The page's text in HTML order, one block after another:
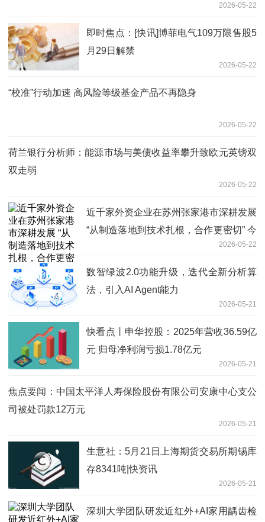
2026-05-22
即时焦点：[快讯]博菲电气109万限售股5
月29日解禁
2026-05-22
“校准”行动加速 高风险等级基金产品不再隐身
2026-05-22
荷兰银行分析师：能源市场与美债收益率攀升致欧元英镑双
双走弱
2026-05-22
近千家外资企业在苏州张家港市深耕发展
“从制造落地到技术扎根，合作更密切” 今
2026-05-22
数智绿波2.0功能升级，迭代全新分析算
法，引入AI Agent能力
2026-05-21
快看点丨申华控股：2025年营收36.59亿
元 归母净利润亏损1.78亿元
2026-05-21
焦点要闻：中国太平洋人寿保险股份有限公司安康中心支公
司被处罚款12万元
2026-05-21
生意社：5月21日上海期货交易所期锡库
存8341吨|快资讯
2026-05-21
深圳大学团队研发近红外+AI家用龋齿检